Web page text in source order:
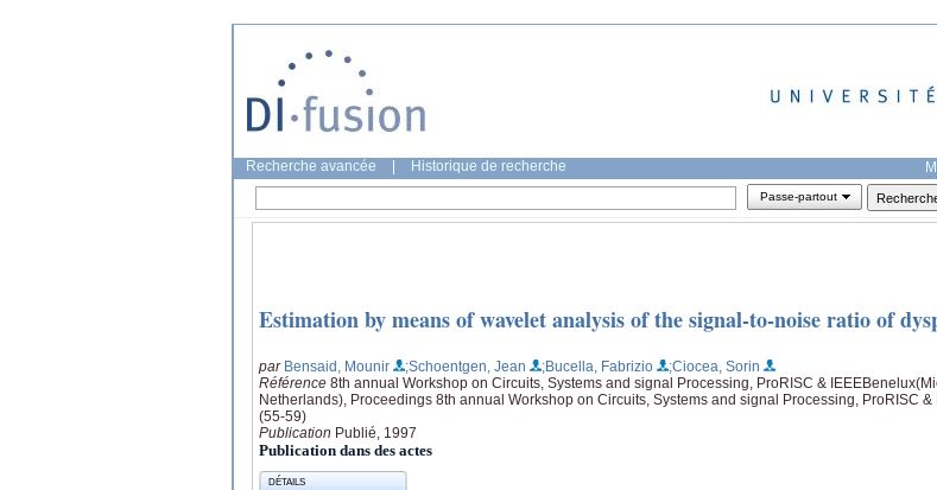
Recherche avancée Historique de recherche
Passe-partout
Estimation by means of wavelet analysis of the signal-to-noise ratio of
par Bensaid, Mounir ;Schoentgen, Jean ;Bucella, Fabrizio
;Ciocea, Sorin
Référence 8th annual Workshop on Circuits, Systems and signal Processing, ProRISC &
Netherlands), Proceedings 8th annual Workshop on Circuits, Systems and signal Processing, ProRISC &
(55-59)
Publication Publié, 1997
Publication dans des actes
DÉTAILS